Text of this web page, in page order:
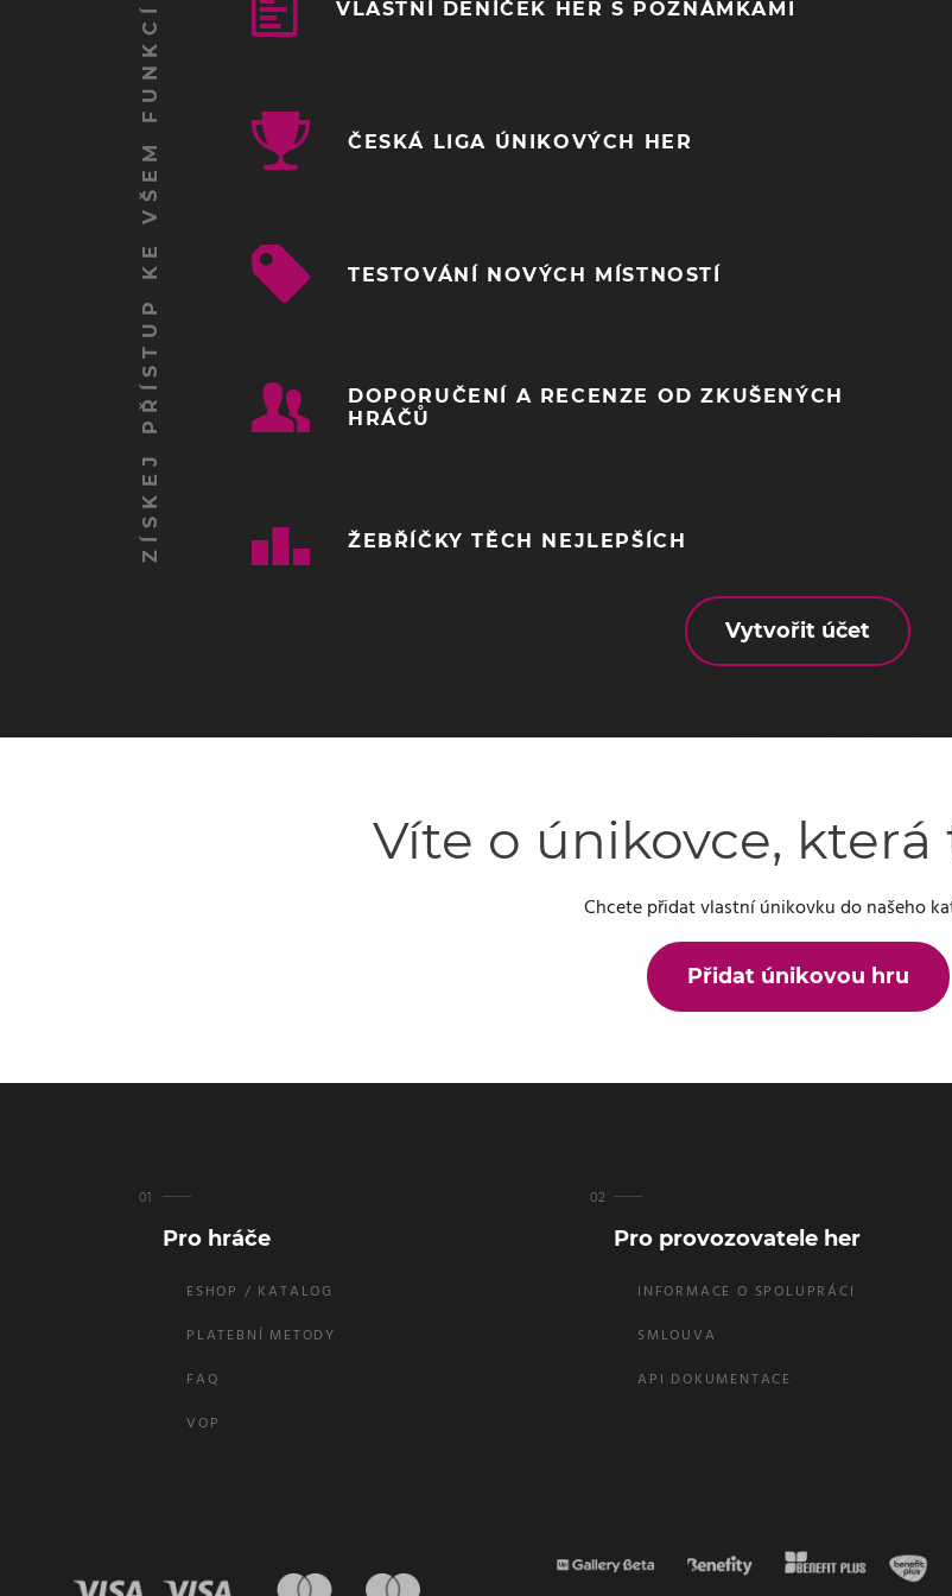
ZÍSKEJ PŘÍSTUP KE VŠEM FUNKCÍM VLASTNÍ DENÍČEK HER S POZNÁMKAMI
ČESKÁ LIGA ÚNIKOVÝCH HER
TESTOVÁNÍ NOVÝCH MÍSTNOSTÍ
DOPORUČENÍ A RECENZE OD ZKUŠENÝCH
HRÁČŮ
ŽEBŘÍČKY TĚCH NEJLEPŠÍCH
Vytvořit účet
Víte o únikovce,
Chcete přidat vlastní únikovku do našeho
Přidat únikovou hru
Pro hráče
ESHOP / KATALOG
PLATEBNÍ METODY
FAQ
VOP
Pro provozovatele her
INFORMACE O SPOLUPRÁCI
SMLOUVA
API DOKUMENTACE